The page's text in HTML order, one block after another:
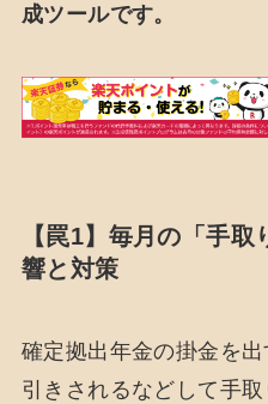
成ツールです。
【罠1】毎月の「手
響と対策
確定拠出年金の掛金を
引きされるなどして手取